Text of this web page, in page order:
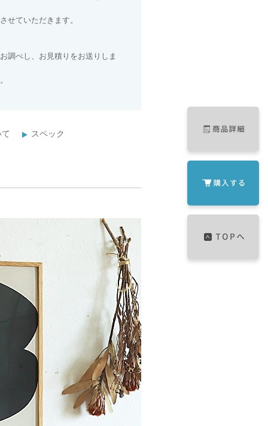
せていただきます。
調べし、お見積りをお送りしま
スペック